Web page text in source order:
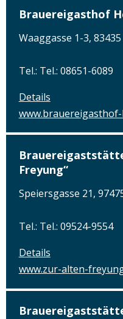
Brauereigasthof
Waaggasse 1-3,
Tel.: Tel.: 08651-6089
Details
Freyung“
Speiersgasse 21,
Tel.: Tel.: 09524-9554
Details
www.zur-alten-